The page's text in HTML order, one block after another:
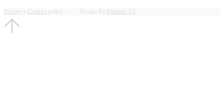
Privacy e Cookies policy - Design By Partners 3.0